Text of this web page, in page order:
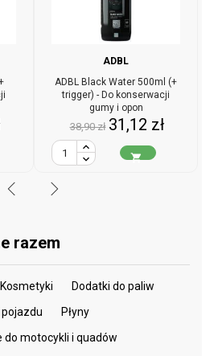
ADBL
ADBL Black Water 500ml (+
trigger) - Do konserwacji
gumy i opon
Cena
podstawowa
38,90 zł Cena
31,12 zł

razem
Kosmetyki
Dodatki do paliw
Płyny
do motocykli i quadów